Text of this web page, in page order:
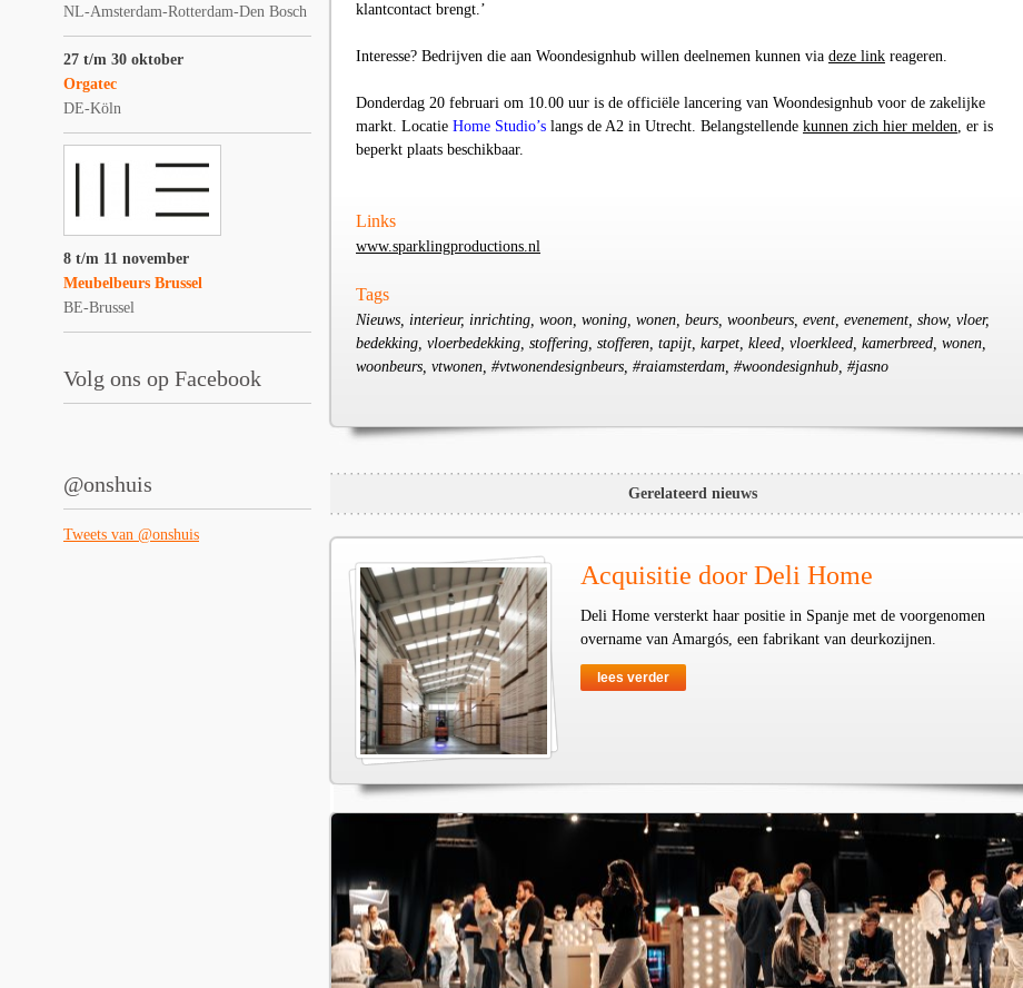
NL-Amsterdam-Rotterdam-Den Bosch
27 t/m 30 oktober
Orgatec
DE-Köln
8 t/m 11 november
Meubelbeurs Brussel
BE-Brussel
Volg ons op Facebook
@onshuis
Tweets van @onshuis
klantcontact brengt.’
Interesse? Bedrijven die aan Woondesignhub willen deelnemen kunnen via deze link reageren.
Donderdag 20 februari om 10.00 uur is de officiële lancering van Woondesignhub voor de zakelijke
markt. Locatie Home Studio’s langs de A2 in Utrecht. Belangstellende kunnen zich hier melden, er is
beperkt plaats beschikbaar.
Links
www.sparklingproductions.nl
Tags
Nieuws, interieur, inrichting, woon, woning, wonen, beurs, woonbeurs, event, evenement, show, vloer,
bedekking, vloerbedekking, stoffering, stofferen, tapijt, karpet, kleed, vloerkleed, kamerbreed, wonen,
woonbeurs, vtwonen, #vtwonendesignbeurs, #raiamsterdam, #woondesignhub, #jasno
Gerelateerd nieuws
Acquisitie door Deli Home
Deli Home versterkt haar positie in Spanje met de voorgenomen
overname van Amargós, een fabrikant van deurkozijnen.
lees verder